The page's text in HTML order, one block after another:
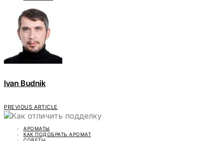
Ivan Budnik
PREVIOUS ARTICLE
АРОМАТЫ
КАК ПОДОБРАТЬ АРОМАТ